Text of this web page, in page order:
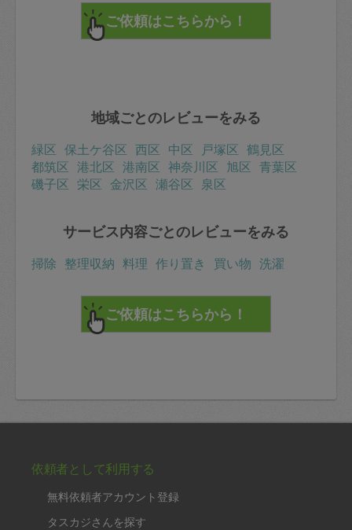
地域ごとのレビューをみる
緑区 保土ケ谷区 西区 中区 戸塚区 鶴見区
都筑区 港北区 港南区 神奈川区 旭区 青葉区
磯子区 栄区 金沢区 瀬谷区 泉区
サービス内容ごとのレビューをみる
掃除 整理収納 料理 作り置き 買い物 洗濯
依頼者として利用する
無料依頼者アカウント登録
タスカジさんを探す